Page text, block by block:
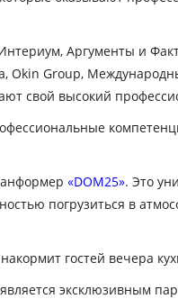
Аргументы и
Okin Group,
свой высокий
«DOM25». Это
погрузиться в
гостей вечера
эксклюзивным